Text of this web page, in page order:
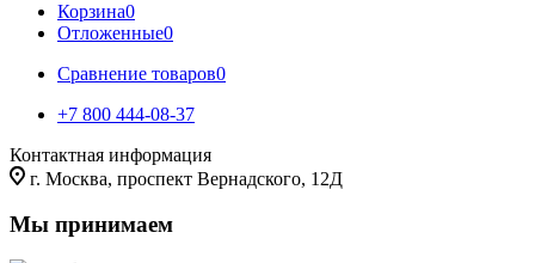
Корзина0
Отложенные0
Сравнение товаров0
+7 800 444-08-37
Контактная информация
г. Москва, проспект Вернадского, 12Д
Мы принимаем